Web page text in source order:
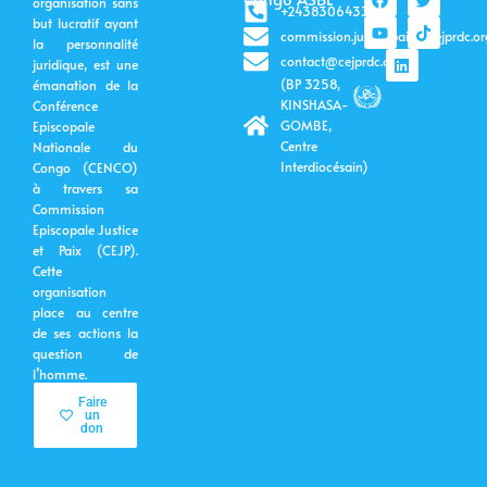
but lucratif ayant
la personnalité
juridique, est une
émanation de la
Conférence
Episcopale
Nationale du
Congo (CENCO)
à travers sa
Commission
Episcopale Justice
et Paix (CEJP).
Cette
organisation
place au centre
de ses actions la
question de
l’homme.
Faire
un
don
+243830643399
contact@cejprdc.org
(BP 3258,
KINSHASA-
GOMBE,
Centre
Interdiocésain)
a
c
e
b
o
o
k
w
i
t
t
o
u
t
u
b
e
i
k
t
o
n
k
e
d
i